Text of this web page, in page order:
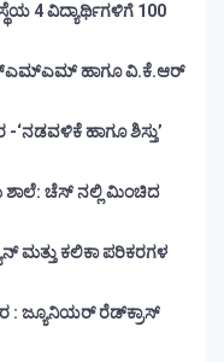
4 ವಿದ್ಯಾರ್ಥಿಗಳಿಗೆ 100
-‘ನಡವಳಿಕೆ ಹಾಗೂ ಶಿಸ್ತು’
ಚೆಸ್ ನಲ್ಲಿ ಮಿಂಚಿದ
ಮತ್ತು ಕಲಿಕಾ ಪರಿಕರಗಳ
: ಜ್ಯೂನಿಯರ್‌ ರೆಡ್‌ಕ್ರಾಸ್‌